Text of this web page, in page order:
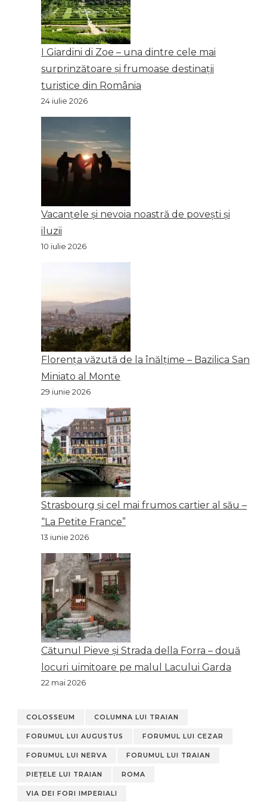
I Giardini di Zoe – una dintre cele mai
surprinzătoare și frumoase destinații
turistice din România
24 iulie 2026
Vacanțele și nevoia noastră de povești și
iluzii
10 iulie 2026
Florența văzută de la înălțime – Bazilica San
Miniato al Monte
29 iunie 2026
Strasbourg și cel mai frumos cartier al său –
“La Petite France”
13 iunie 2026
Cătunul Pieve și Strada della Forra – două
locuri uimitoare pe malul Lacului Garda
22 mai 2026
COLOSSEUM COLUMNA LUI TRAIAN
FORUMUL LUI AUGUSTUS FORUMUL LUI CEZAR
FORUMUL LUI NERVA FORUMUL LUI TRAIAN
PIEȚELE LUI TRAIAN ROMA
VIA DEI FORI IMPERIALI